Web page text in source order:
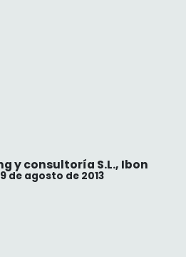
y consultoría S.L., Ibon
de agosto de 2013